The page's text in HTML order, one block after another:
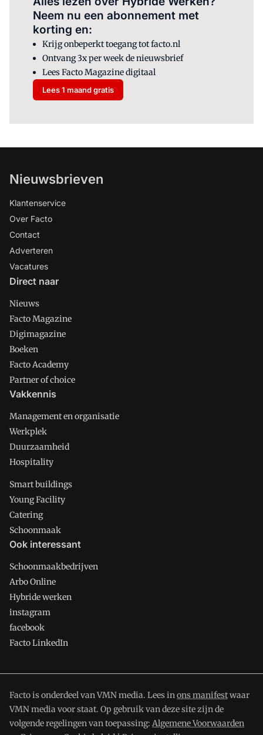
Neem nu een abonnement met
korting en:
Krijg onbeperkt toegang tot facto.nl
Ontvang 3x per week de nieuwsbrief
Lees Facto Magazine digitaal
Lees 1 maand gratis
Nieuwsbrieven
Klantenservice
Over Facto
Contact
Adverteren
Vacatures
Direct naar
Nieuws
Facto Magazine
Digimagazine
Boeken
Facto Academy
Partner of choice
Vakkennis
Management en organisatie
Werkplek
Duurzaamheid
Hospitality
Smart buildings
Young Facility
Catering
Schoonmaak
Ook interessant
Schoonmaakbedrijven
Arbo Online
Hybride werken
instagram
facebook
Facto LinkedIn
Facto is onderdeel van VMN media. Lees inons manifestwaar
VMN media voor staat. Op gebruik van deze site zijn de
volgende regelingen van toepassing: Algemene Voorwaarden